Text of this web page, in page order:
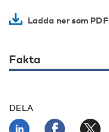
Ladda ner som PDF
Fakta
DELA